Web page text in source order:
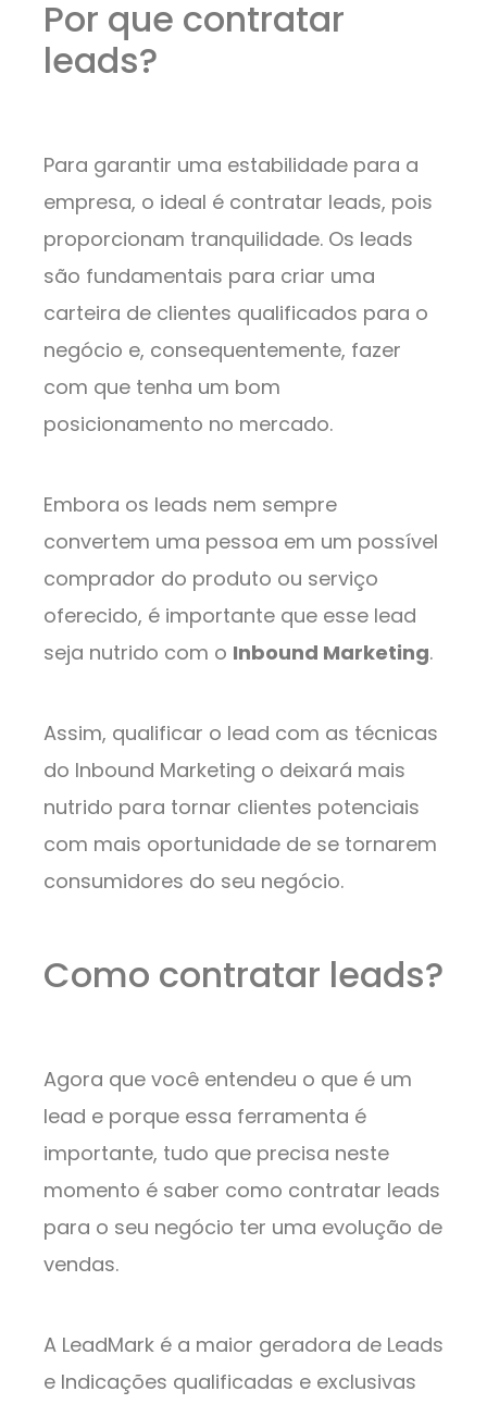
Por que contratar
leads?
Para garantir uma estabilidade para a
empresa, o ideal é contratar leads, pois
proporcionam tranquilidade. Os leads
são fundamentais para criar uma
carteira de clientes qualificados para o
negócio e, consequentemente, fazer
com que tenha um bom
posicionamento no mercado.
Embora os leads nem sempre
convertem uma pessoa em um possível
comprador do produto ou serviço
oferecido, é importante que esse lead
seja nutrido com o Inbound Marketing.
Assim, qualificar o lead com as técnicas
do Inbound Marketing o deixará mais
nutrido para tornar clientes potenciais
com mais oportunidade de se tornarem
consumidores do seu negócio.
Como contratar leads?
Agora que você entendeu o que é um
lead e porque essa ferramenta é
importante, tudo que precisa neste
momento é saber como contratar leads
para o seu negócio ter uma evolução de
vendas.
A LeadMark é a maior geradora de Leads
e Indicações qualificadas e exclusivas